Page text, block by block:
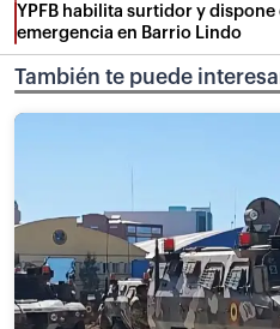
YPFB habilita surtidor y
emergencia en Barrio Lindo
También te puede